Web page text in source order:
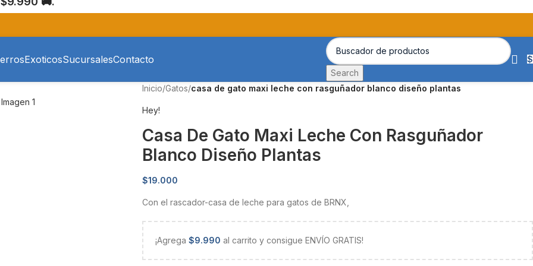
ExoticosSucursalesContacto
Search
$
Inicio/Gatos/casa de gato maxi leche con rasguñador blanco diseño plantas
Hey!
Casa De Gato Maxi Leche Con Rasguñador
Blanco Diseño Plantas
$19.000
Con el rascador-casa de leche para gatos de BRNX,
¡Agrega $9.990 al carrito y consigue ENVÍO GRATIS!